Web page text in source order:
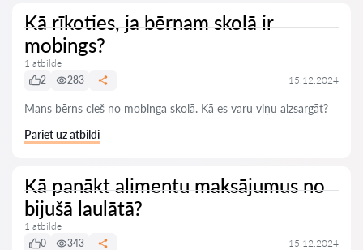
Kā rīkoties, ja bērnam skolā ir
mobings?
1 atbilde
2
283 15.12.2024
Mans bērns cieš no mobinga skolā. Kā es varu viņu aizsargāt?
Pāriet uz atbildi
Kā panākt alimentu maksājumus no
bijušā laulātā?
1 atbilde
0
343 15.12.2024